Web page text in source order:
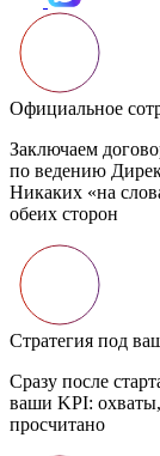
Официальное
Заключаем
по ведению
Никаких «на
обеих сторон
Стратегия под
Сразу после
ваши KPI:
просчитано